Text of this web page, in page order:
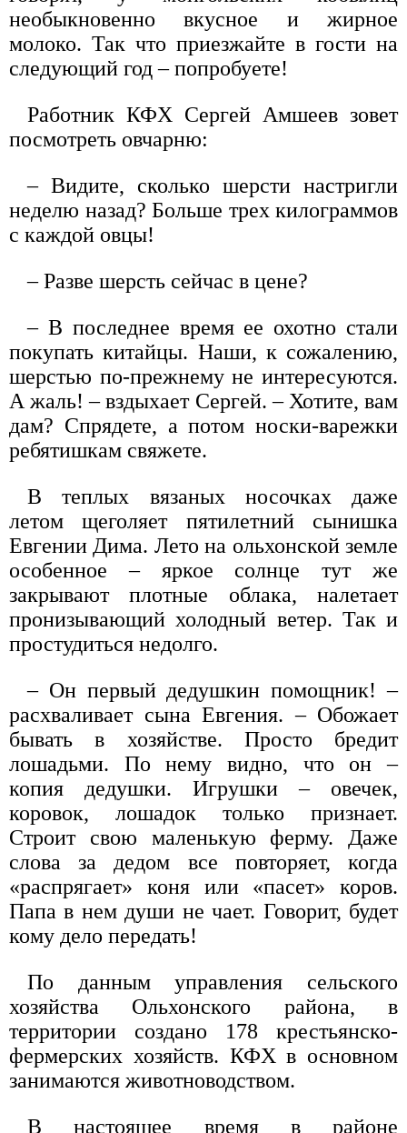
необыкновенно вкусное и жирное
молоко. Так что приезжайте в гости на
следующий год – попробуете!
Работник КФХ Сергей Амшеев зовет
посмотреть овчарню:
– Видите, сколько шерсти настригли
неделю назад? Больше трех килограммов
с каждой овцы!
– Разве шерсть сейчас в цене?
– В последнее время ее охотно стали
покупать китайцы. Наши, к сожалению,
шерстью по-прежнему не интересуются.
А жаль! – вздыхает Сергей. – Хотите, вам
дам? Спрядете, а потом носки-варежки
ребятишкам свяжете.
В теплых вязаных носочках даже
летом щеголяет пятилетний сынишка
Евгении Дима. Лето на ольхонской земле
особенное – яркое солнце тут же
закрывают плотные облака, налетает
пронизывающий холодный ветер. Так и
простудиться недолго.
– Он первый дедушкин помощник! –
расхваливает сына Евгения. – Обожает
бывать в хозяйстве. Просто бредит
лошадьми. По нему видно, что он –
копия дедушки. Игрушки – овечек,
коровок, лошадок только признает.
Строит свою маленькую ферму. Даже
слова за дедом все повторяет, когда
«распрягает» коня или «пасет» коров.
Папа в нем души не чает. Говорит, будет
кому дело передать!
По данным управления сельского
хозяйства Ольхонского района, в
территории создано 178 крестьянско-
фермерских хозяйств. КФХ в основном
занимаются животноводством.
В настоящее время в районе